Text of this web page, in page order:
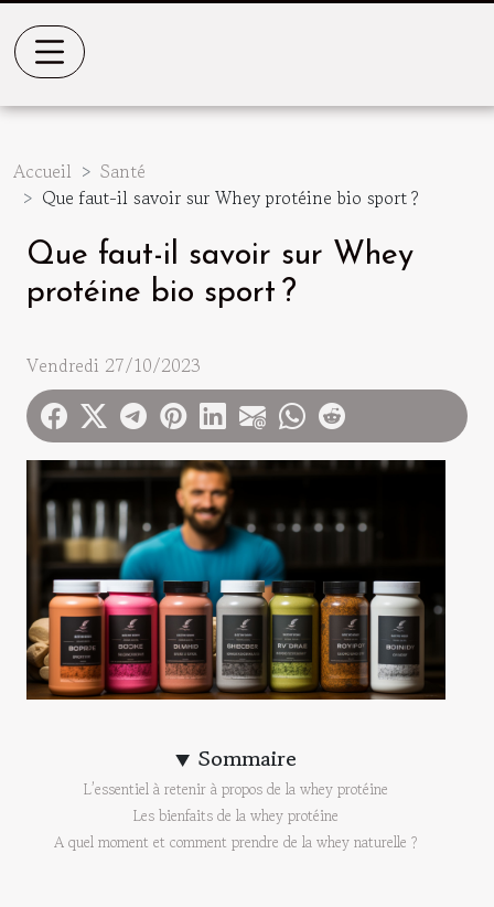
Accueil
Santé
Que faut-il savoir sur Whey protéine bio sport ?
Que faut-il savoir sur Whey
protéine bio sport ?
Vendredi 27/10/2023
Sommaire
L’essentiel à retenir à propos de la whey protéine
Les bienfaits de la whey protéine
A quel moment et comment prendre de la whey naturelle ?